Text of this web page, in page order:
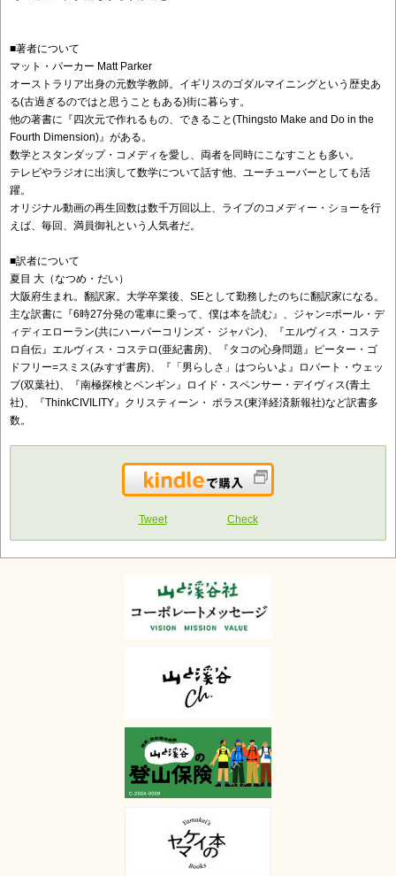
■著者について
マット・パーカー Matt Parker
オーストラリア出身の元数学教師。イギリスのゴダルマイニングという歴史あ
る(古過ぎるのではと思うこともある)街に暮らす。
他の著書に『四次元で作れるもの、できること(Thingsto Make and Do in the
Fourth Dimension)』がある。
数学とスタンダップ・コメディを愛し、両者を同時にこなすことも多い。
テレビやラジオに出演して数学について話す他、ユーチューバーとしても活
躍。
オリジナル動画の再生回数は数千万回以上、ライブのコメディー・ショーを行
えば、毎回、満員御礼という人気者だ。
■訳者について
夏目 大（なつめ・だい）
大阪府生まれ。翻訳家。大学卒業後、SEとして勤務したのちに翻訳家になる。
主な訳書に『6時27分発の電車に乗って、僕は本を読む』、ジャン=ポール・デ
ィディエローラン(共にハーパーコリンズ・ ジャパン)、『エルヴィス・コステ
ロ自伝』エルヴィス・コステロ(亜紀書房)、『タコの心身問題』ピーター・ゴ
ドフリー=スミス(みすず書房)、『「男らしさ」はつらいよ』ロバート・ウェッ
ブ(双葉社)、『南極探検とペンギン』ロイド・スペンサー・デイヴィス(青土
社)、『ThinkCIVILITY』クリスティーン・ ポラス(東洋経済新報社)など訳書多
数。
Kindleで購入
Tweet Check